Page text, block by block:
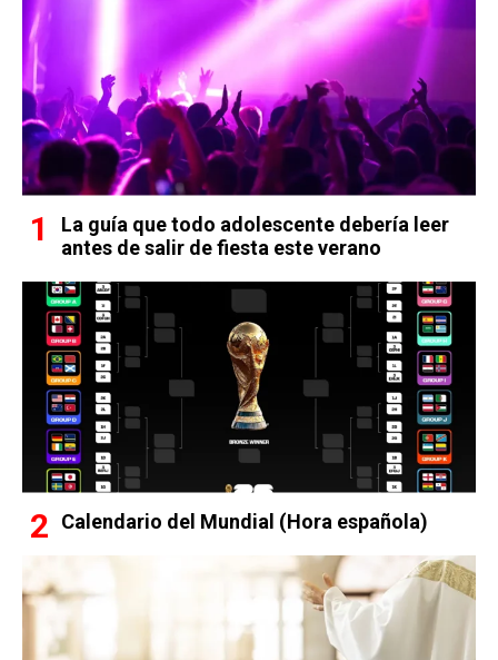
La guía que todo adolescente debería leer
antes de salir de fiesta este verano
Calendario del Mundial (Hora española)